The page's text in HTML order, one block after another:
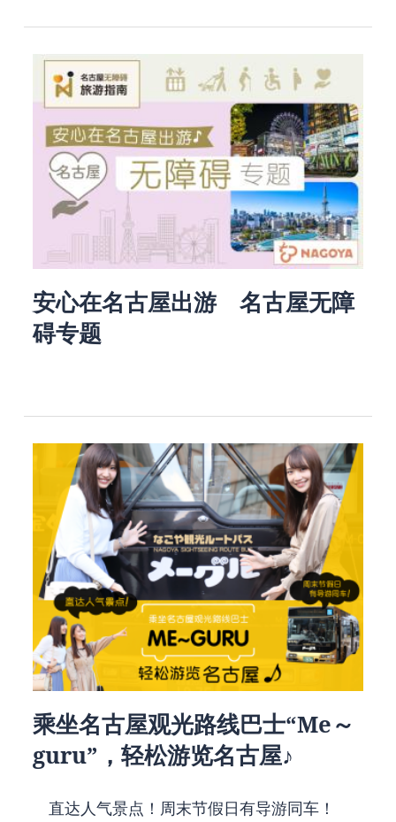
安心在名古屋出游 名古屋无障
碍专题
乘坐名古屋观光路线巴士“Me～
guru”，轻松游览名古屋♪
直达人气景点！周末节假日有导游同车！